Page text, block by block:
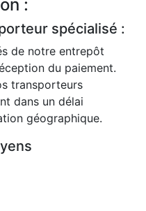
:
spécialisé :
de notre entrepôt
du paiement.
transporteurs
dans un délai
géographique.